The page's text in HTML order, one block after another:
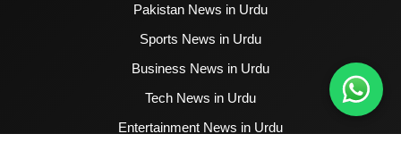
Pakistan News in Urdu
Sports News in Urdu
Business News in Urdu
Tech News in Urdu
Entertainment News in Urdu